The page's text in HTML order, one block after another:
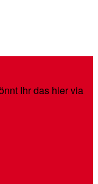
Ihr das hier via